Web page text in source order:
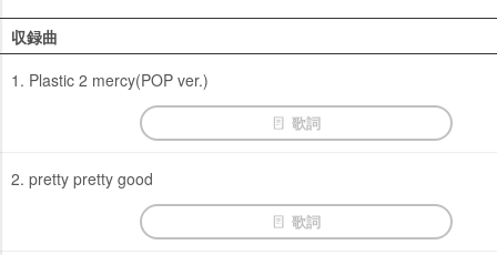
収録曲
1. Plastic 2 mercy(POP ver.)
歌詞
2. pretty pretty good
歌詞